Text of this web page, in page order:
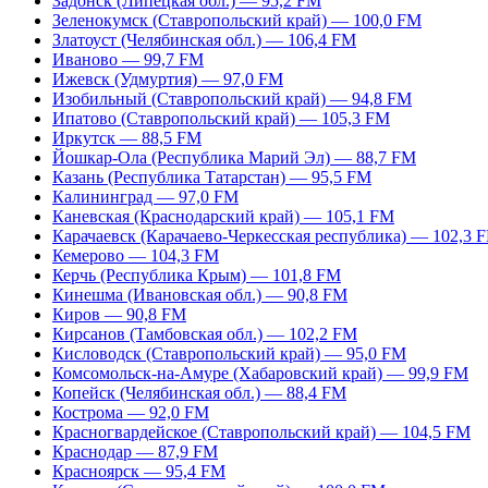
Зеленокумск (Ставропольский край) — 100,0 FM
Златоуст (Челябинская обл.) — 106,4 FM
Иваново — 99,7 FM
Ижевск (Удмуртия) — 97,0 FM
Изобильный (Ставропольский край) — 94,8 FM
Ипатово (Ставропольский край) — 105,3 FM
Иркутск — 88,5 FM
Йошкар-Ола (Республика Марий Эл) — 88,7 FM
Казань (Республика Татарстан) — 95,5 FM
Калининград — 97,0 FM
Каневская (Краснодарский край) — 105,1 FM
Карачаевск (Карачаево-Черкесская республика) — 102,3
Кемерово — 104,3 FM
Керчь (Республика Крым) — 101,8 FM
Кинешма (Ивановская обл.) — 90,8 FM
Киров — 90,8 FM
Кирсанов (Тамбовская обл.) — 102,2 FM
Кисловодск (Ставропольский край) — 95,0 FM
Комсомольск-на-Амуре (Хабаровский край) — 99,9 FM
Копейск (Челябинская обл.) — 88,4 FM
Кострома — 92,0 FM
Красногвардейское (Ставропольский край) — 104,5 FM
Краснодар — 87,9 FM
Красноярск — 95,4 FM